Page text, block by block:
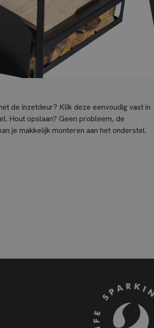
de inzetdeur? Klik deze eenvoudig vast in
Hout opslaan? Geen probleem, de
je makkelijk monteren aan het onderstel.